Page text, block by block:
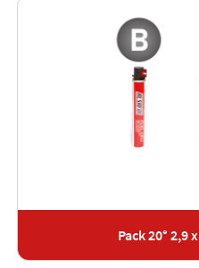
Pack 20° 2,9